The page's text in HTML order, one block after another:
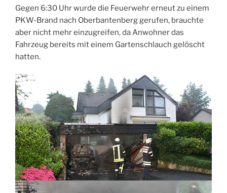
Gegen 6:30 Uhr wurde die Feuerwehr erneut zu einem
PKW-Brand nach Oberbantenberg gerufen, brauchte
aber nicht mehr einzugreifen, da Anwohner das
Fahrzeug bereits mit einem Gartenschlauch gelöscht
hatten.